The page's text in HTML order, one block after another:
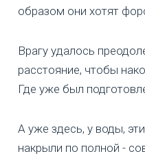
образом они хотят
Врагу удалось
расстояние, чтобы
Где уже был
А уже здесь, у воды,
накрыли по полной -